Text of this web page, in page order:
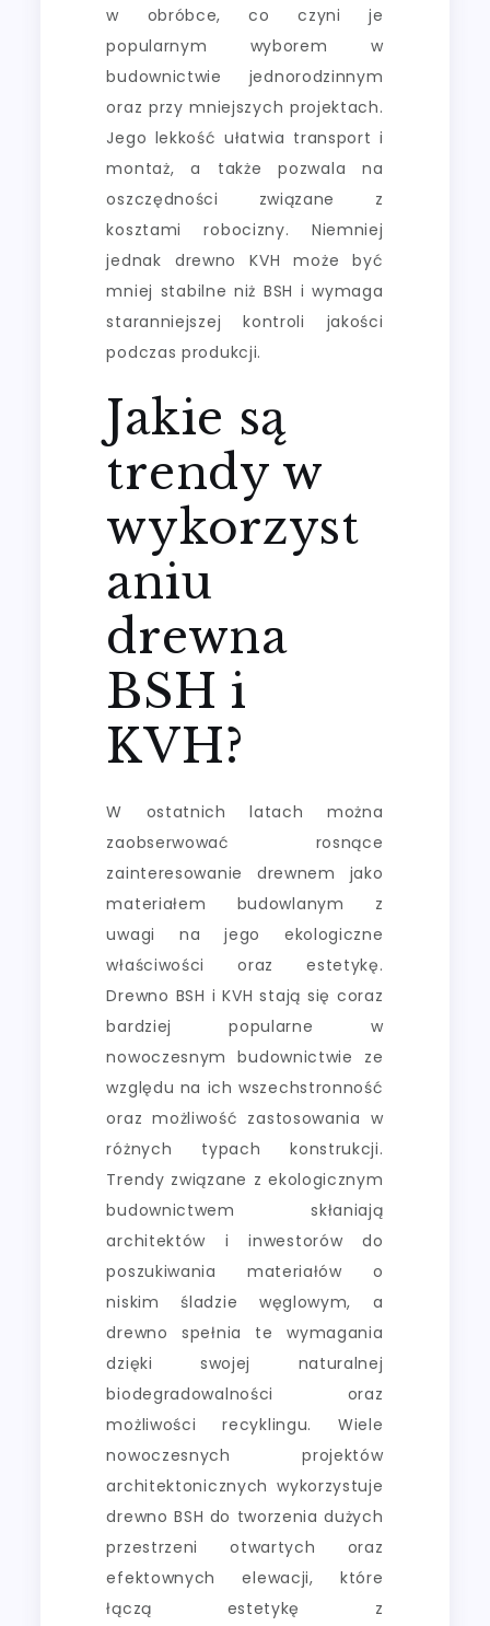
w obróbce, co czyni je
popularnym wyborem w
budownictwie jednorodzinnym
oraz przy mniejszych projektach.
Jego lekkość ułatwia transport i
montaż, a także pozwala na
oszczędności związane z
kosztami robocizny. Niemniej
jednak drewno KVH może być
mniej stabilne niż BSH i wymaga
staranniejszej kontroli jakości
podczas produkcji.
Jakie są
trendy w
wykorzyst
aniu
drewna
BSH i
KVH?
W ostatnich latach można
zaobserwować rosnące
zainteresowanie drewnem jako
materiałem budowlanym z
uwagi na jego ekologiczne
właściwości oraz estetykę.
Drewno BSH i KVH stają się coraz
bardziej popularne w
nowoczesnym budownictwie ze
względu na ich wszechstronność
oraz możliwość zastosowania w
różnych typach konstrukcji.
Trendy związane z ekologicznym
budownictwem skłaniają
architektów i inwestorów do
poszukiwania materiałów o
niskim śladzie węglowym, a
drewno spełnia te wymagania
dzięki swojej naturalnej
biodegradowalności oraz
możliwości recyklingu. Wiele
nowoczesnych projektów
architektonicznych wykorzystuje
drewno BSH do tworzenia dużych
przestrzeni otwartych oraz
efektownych elewacji, które
łączą estetykę z